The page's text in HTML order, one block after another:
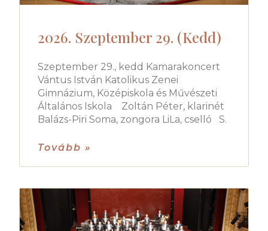
2026. Szeptember 29. (Kedd)
Szeptember 29., kedd Kamarakoncert
Vántus István Katolikus Zenei
Gimnázium, Középiskola és Művészeti
Általános Iskola Zoltán Péter, klarinét
Balázs-Piri Soma, zongora LiLa, cselló S.
Tovább »